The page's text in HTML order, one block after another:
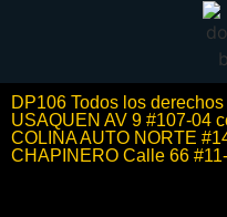
DP106 Todos los
USAQUEN AV 9 #107-04
COLINA AUTO NORTE
CHAPINERO Calle 66